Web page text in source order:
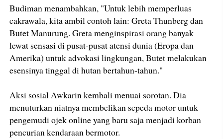
Budiman menambahkan, "Untuk lebih memperluas
cakrawala, kita ambil contoh lain: Greta Thunberg dan
Butet Manurung. Greta menginspirasi orang banyak
lewat sensasi di pusat-pusat atensi dunia (Eropa dan
Amerika) untuk advokasi lingkungan, Butet melakukan
esensinya tinggal di hutan bertahun-tahun."
Aksi sosial Awkarin kembali menuai sorotan. Dia
menuturkan niatnya membelikan sepeda motor untuk
pengemudi ojek online yang baru saja menjadi korban
pencurian kendaraan bermotor.